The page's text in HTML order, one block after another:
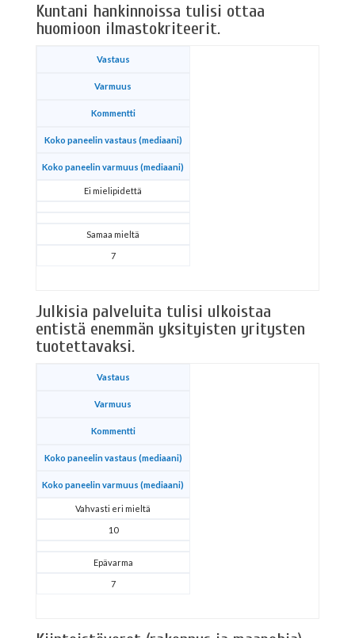
Kuntani hankinnoissa tulisi ottaa
huomioon ilmastokriteerit.
Vastaus
Varmuus
Kommentti
Koko paneelin vastaus (mediaani)
Koko paneelin varmuus (mediaani)
Ei mielipidettä
Samaa mieltä
7
Julkisia palveluita tulisi ulkoistaa
entistä enemmän yksityisten yritysten
tuotettavaksi.
Vastaus
Varmuus
Kommentti
Koko paneelin vastaus (mediaani)
Koko paneelin varmuus (mediaani)
Vahvasti eri mieltä
10
Epävarma
7